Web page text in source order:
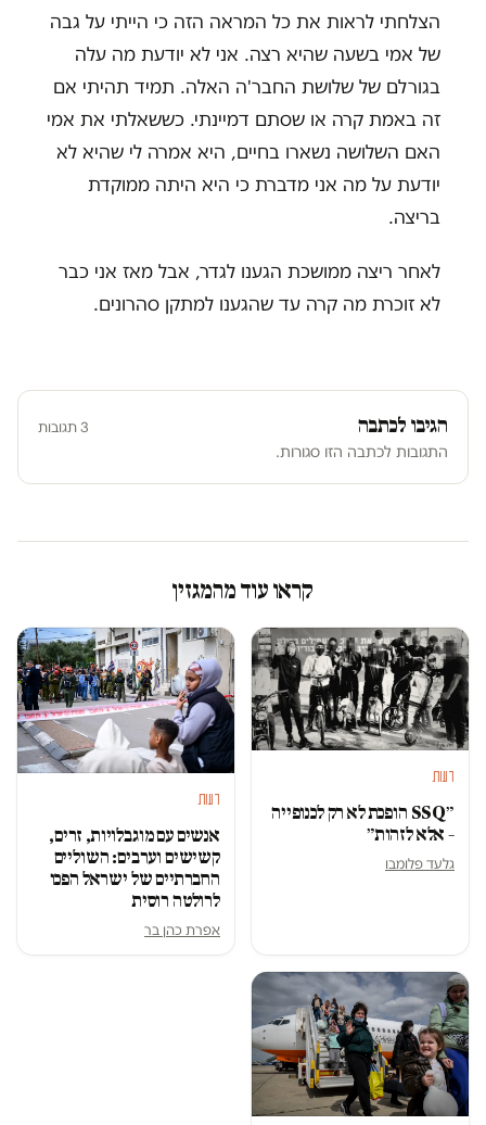
הצלחתי לראות את כל המראה הזה כי הייתי על גבה
של אמי בשעה שהיא רצה. אני לא יודעת מה עלה
בגורלם של שלושת החבר'ה האלה. תמיד תהיתי אם
זה באמת קרה או שסתם דמיינתי. כששאלתי את אמי
האם השלושה נשארו בחיים, היא אמרה לי שהיא לא
יודעת על מה אני מדברת כי היא היתה ממוקדת
בריצה.
לאחר ריצה ממושכת הגענו לגדר, אבל מאז אני כבר
לא זוכרת מה קרה עד שהגענו למתקן סהרונים.
הגיבו לכתבה 3 תגובות
התגובות לכתבה הזו סגורות.
קראו עוד מהמגזין
דעות
״SSQ הופכת לא רק לכנופייה
– אלא לזהות״
גלעד פלומבו
דעות
אנשים עם מוגבלויות, זרים,
קשישים וערבים: השוליים
החברתיים של ישראל הפכו
לרולטה רוסית
אפרת כהן בר